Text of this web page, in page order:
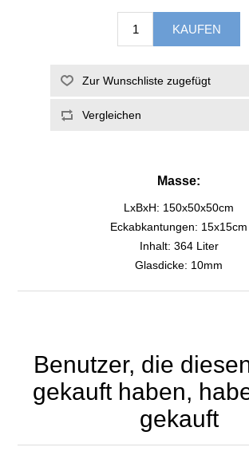
Masse:
LxBxH: 150x50x50cm
Eckabkantungen: 15x15cm
Inhalt: 364 Liter
Glasdicke: 10mm
Benutzer, die
gekauft haben,
gekauft